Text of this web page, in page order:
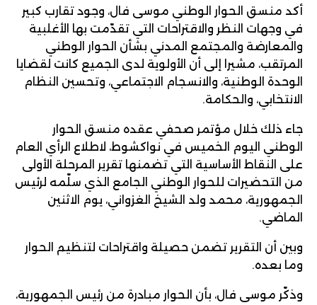
أكد منسق الحوار الوطني موسى فال، وجود تقارب كبير
في وجهات النظر والاقتراحات التي تقدّمت بها الأغلبية
والمعارضة والمجتمع المدني بشأن الحوار الوطني
المرتقب، مشيرا إلى أن الأولوية لدى الجميع كانت لقضايا
الوحدة الوطنية، والانسجام الاجتماعي، وتحسين النظام
الانتخابي، والحكامة.
جاء ذلك خلال مؤتمر صحفي عقده منسق الحوار
الوطني اليوم الخميس في نواكشوط، لاطلاع الرأي العام
على النقاط الأساسية التي تضمنها تقرير المرحلة الأولى
من التحضيرات للحوار الوطني الجامع الذي سلّمه لرئيس
الجمهورية، محمد ولد الشيخ الغزواني، يوم الاثنين
الماضي.
وبين أن التقرير تضمن حصيلة واقتراحات لتنظيم الحوار
وما بعده.
وذكّر موسى فال، بأن الحوار مبادرة من رئيس الجمهورية،